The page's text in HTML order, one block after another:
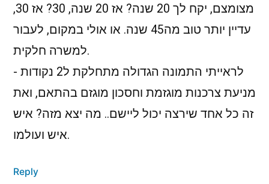
מצומצם, יקח לך 20 שנה? אז 20 שנה, 30? אז 30,
עדיין יותר טוב מה45 שנה. או אולי במקום, לעבור
למשרה חלקית.
לראייתי התמונה הגדולה מתחלקת ל2 נקודות -
מניעת צרכנות מוגזמת וחסכון מוגזם בהתאם, ואת
זה כל אחד שירצה יכול ליישם.. מה יצא מזה? איש
איש ועולמו.
Reply